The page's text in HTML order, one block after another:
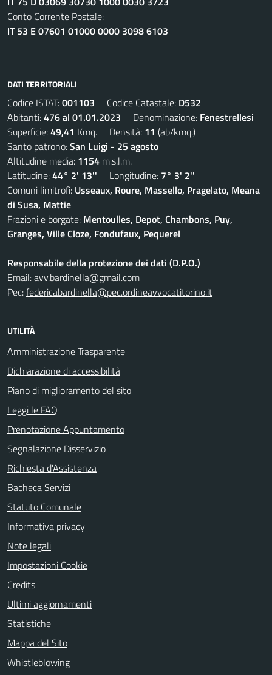
Conto Corrente Postale:
IT 53 E 07601 01000 0000 3098 6103
DATI TERRITORIALI
Codice ISTAT:001103 Codice Catastale: D532
Abitanti:476 al 01.01.2023 Denominazione: Fenestrellesi
Superficie:49,41 Kmq. Densità: 11 (ab/kmq.)
Santo patrono:San Luigi - 25 agosto
Altitudine media: 1154 m.s.l.m.
Latitudine:44° 2' 13'' Longitudine: 7° 3' 2''
Comuni limitrofi: Usseaux, Roure, Massello, Pragelato, Meana
di Susa, Mattie
Frazioni e borgate: Mentoulles, Depot, Chambons, Puy,
Granges, Ville Cloze, Fondufaux, Pequerel
Responsabile della protezione dei dati (D.P.O.)
Email:avv.bardinella@gmail.com
Pec:federicabardinella@pec.ordineavvocatitorino.it
UTILITÀ
Amministrazione Trasparente
Dichiarazione di accessibilità
Piano di miglioramento del sito
Leggi le FAQ
Prenotazione Appuntamento
Segnalazione Disservizio
Richiesta d'Assistenza
Bacheca Servizi
Statuto Comunale
Informativa privacy
Note legali
Impostazioni Cookie
Credits
Ultimi aggiornamenti
Statistiche
Mappa del Sito
Whistleblowing